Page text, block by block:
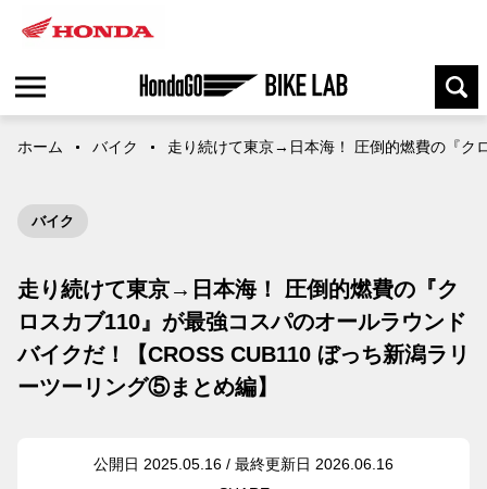
ホーム バイク 走り続けて東京→日本海！ 圧倒的燃費の『ク
バイク
走り続けて東京→日本海！ 圧倒的燃費の『ク
ロスカブ110』が最強コスパのオールラウンド
バイクだ！【CROSS CUB110 ぼっち新潟ラリ
ーツーリング⑤まとめ編】
公開日 2025.05.16 / 最終更新日 2026.06.16